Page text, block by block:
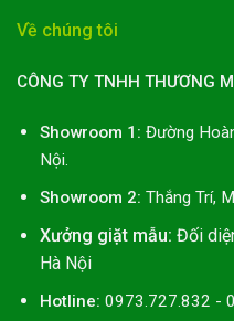
Về chúng tôi
CÔNG TY TNHH THƯƠNG
Showroom 1: Đường
Nội.
Showroom 2: Thắng Trí,
Xưởng giặt mẫu: Đối
Hà Nội
Hotline: 0973.727.832 -